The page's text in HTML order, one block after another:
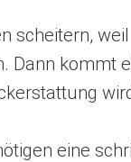
scheitern,
Dann
eine